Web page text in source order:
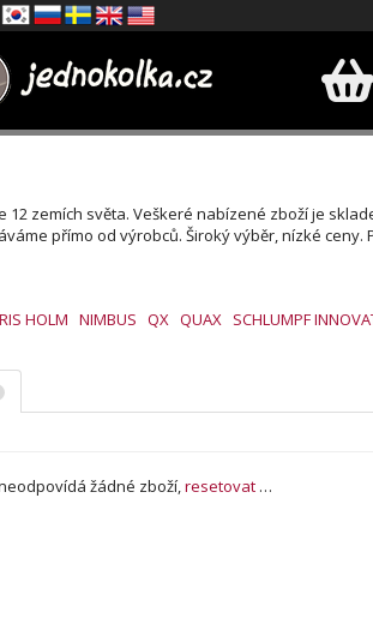
zemích světa. Veškeré nabízené zboží je
přímo od výrobců. Široký výběr, nízké ceny.
HOLM NIMBUS QX QUAX SCHLUMPF
žádné zboží,resetovat …